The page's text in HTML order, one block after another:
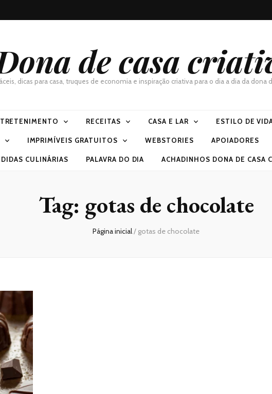
de casa
dicas para casa, truques de economia e inspiração criativa para o dia a dia da dona
RECEITAS CASA E LAR ESTILO DE
IMPRIMÍVEIS GRATUITOS WEBSTORIES APOIADORES
CULINÁRIAS PALAVRA DO DIA ACHADINHOS DONA DE CASA
Tag: gotas de chocolate
Página inicial/ gotas de chocolate